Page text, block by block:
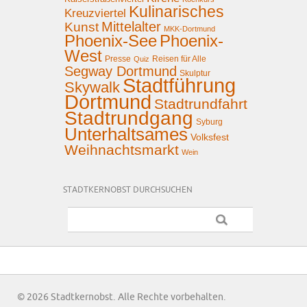
Kreuzviertel Kulinarisches
Kunst Mittelalter MKK-Dortmund
Phoenix-See Phoenix-
West Presse Quiz Reisen für Alle
Segway Dortmund Skulptur
Skywalk Stadtführung
Dortmund Stadtrundfahrt
Stadtrundgang Syburg
Unterhaltsames Volksfest
Weihnachtsmarkt Wein
STADTKERNOBST DURCHSUCHEN
© 2026 Stadtkernobst. Alle Rechte vorbehalten.